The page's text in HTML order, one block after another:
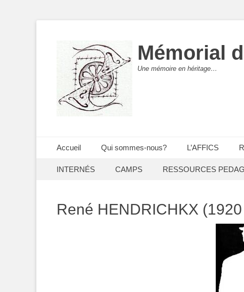
Mémorial
Une mémoire en héritage…
Menu principal
Accueil Qui sommes-nous? L’AFFICS
Menu secondaire
INTERNÉS CAMPS RESSOURCES
René HENDRICHKX